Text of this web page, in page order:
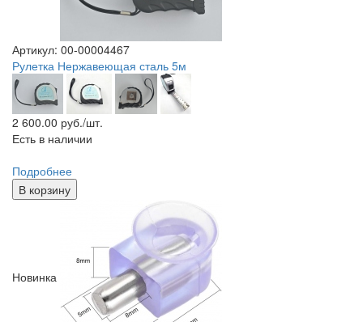
Артикул: 00-00004467
Рулетка Нержавеющая сталь 5м
2 600.00 руб./шт.
Есть в наличии
Подробнее
В корзину
Новинка